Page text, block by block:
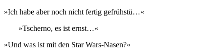
»Ich habe aber noch nicht fertig gefrühstü…«
»Tscherno, es ist ernst…«
»Und was ist mit den Star Wars-Nasen?«